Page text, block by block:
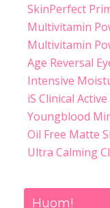
SkinPerfect
Multivitamin
Multivitamin
Age Reversal
Intensive
iS Clinical
Youngblood
Oil Free Matte
Ultra Calming
Huom!